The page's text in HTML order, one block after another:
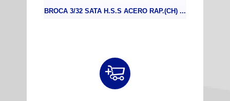
BROCA 3/32 SATA H.S.S ACERO RAP.(CH) ...